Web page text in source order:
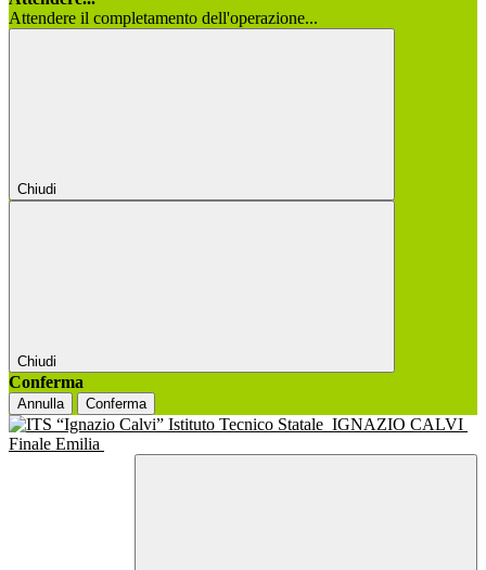
Attendere il completamento dell'operazione...
Chiudi
Chiudi
Conferma
Annulla Conferma
Istituto Tecnico Statale IGNAZIO CALVI
Finale Emilia